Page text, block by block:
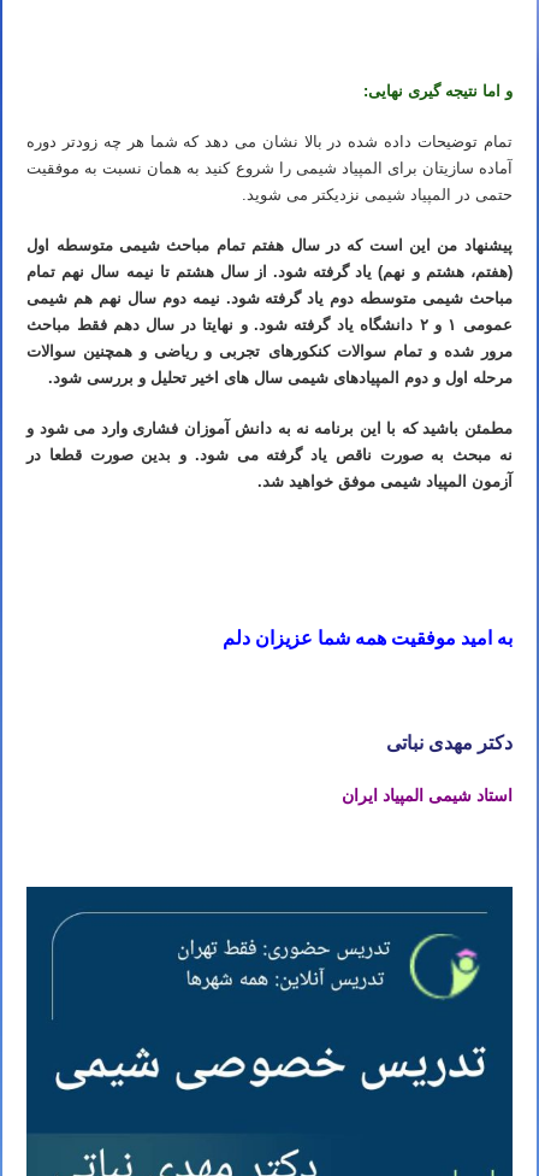
و اما نتیجه گیری نهایی:
تمام توضیحات داده شده در بالا نشان می دهد که شما هر چه زودتر دوره
آماده سازیتان برای المپیاد شیمی را شروع کنید به همان نسبت به موفقیت
حتمی در المپیاد شیمی نزدیکتر می شوید.
پیشنهاد من این است که در سال هفتم تمام مباحث شیمی متوسطه اول
(هفتم، هشتم و نهم) یاد گرفته شود. از سال هشتم تا نیمه سال نهم تمام
مباحث شیمی متوسطه دوم یاد گرفته شود. نیمه دوم سال نهم هم شیمی
عمومی ۱ و ۲ دانشگاه یاد گرفته شود. و نهایتا در سال دهم فقط مباحث
مرور شده و تمام سوالات کنکورهای تجربی و ریاضی و همچنین سوالات
مرحله اول و دوم المپیادهای شیمی سال های اخیر تحلیل و بررسی شود.
مطمئن باشید که با این برنامه نه به دانش آموزان فشاری وارد می شود و
نه مبحث به صورت ناقص یاد گرفته می شود. و بدین صورت قطعا در
آزمون المپیاد شیمی موفق خواهید شد.
به امید موفقیت همه شما عزیزان دلم
دکتر مهدی نباتی
استاد شیمی المپیاد ایران